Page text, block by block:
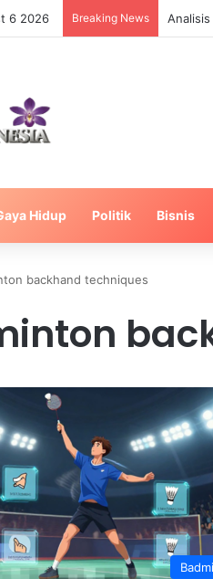
6 2026 Breaking News
Hidup Politik Bisnis
backhand techniques